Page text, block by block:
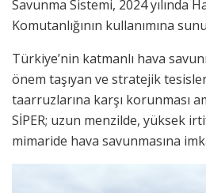
Savunma Sistemi, 2024 yılında
Komutanlığının kullanımına
Türkiye’nin katmanlı hava
önem taşıyan ve stratejik
taarruzlarına karşı korunması
SİPER; uzun menzilde, yüksek
mimaride hava savunmasına